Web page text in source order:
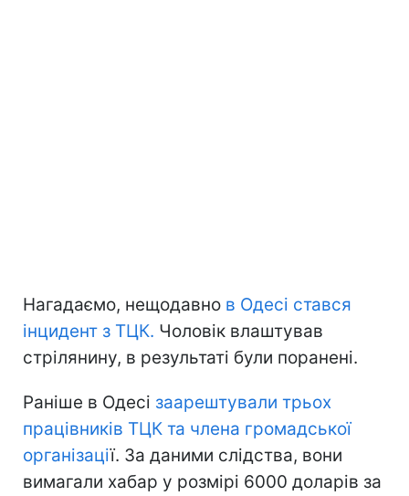
Нагадаємо, нещодавно в Одесі стався
інцидент з ТЦК. Чоловік влаштував
стрілянину, в результаті були поранені.
Раніше в Одесі заарештували трьох
працівників ТЦК та члена громадської
організації. За даними слідства, вони
вимагали хабар у розмірі 6000 доларів за